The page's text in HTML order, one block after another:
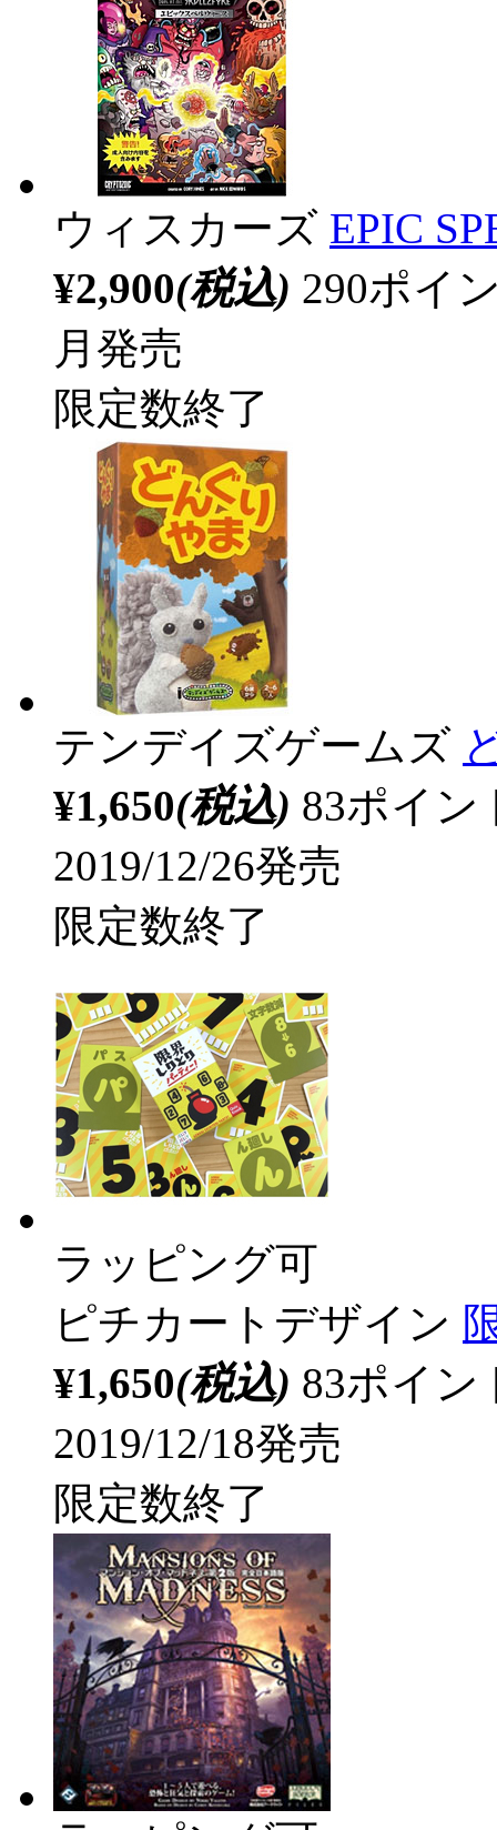
ウィスカーズ EPIC
¥2,900(税込) 290ポイ
月発売
限定数終了
テンデイズゲームズ
¥1,650(税込) 83ポイ
2019/12/26発売
限定数終了
ラッピング可
ピチカートデザイン
¥1,650(税込) 83ポイ
2019/12/18発売
限定数終了